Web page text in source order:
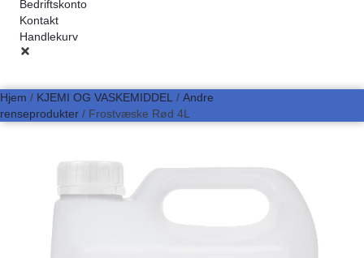
Bedriftskonto
Kontakt
Handlekurv
Hjem / KJEMI OG VASKEMIDDEL / Andre
renseprodukter / Frostvæske Rød 4L